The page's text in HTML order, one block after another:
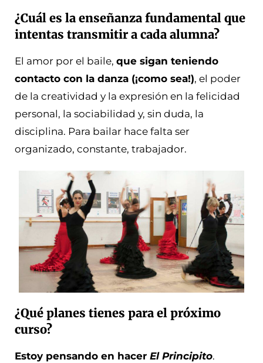
¿Cuál es la enseñanza fundamental que
intentas transmitir a cada alumna?
El amor por el baile, que sigan teniendo
contacto con la danza (¡como sea!), el poder
de la creatividad y la expresión en la felicidad
personal, la sociabilidad y, sin duda, la
disciplina. Para bailar hace falta ser
organizado, constante, trabajador.
¿Qué planes tienes para el próximo
curso?
Estoy pensando en hacer El Principito.